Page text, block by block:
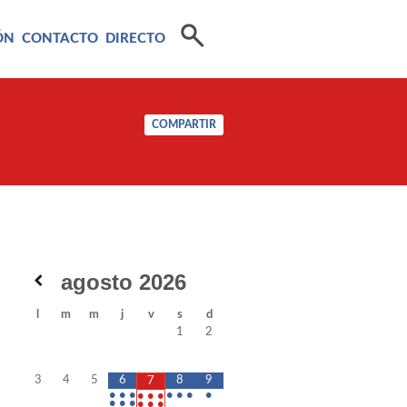
CONTACTO DIRECTO
COMPARTIR
agosto 2026
m m j v s
d
1
2
3 4 5
6
• • •
• • •
7
• • •
8
• • •
9
•